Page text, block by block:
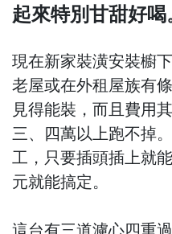
起來特別甘甜好喝
現在新家裝潢安裝櫥
老屋或在外租屋族有
見得能裝，而且費用
三、四萬以上跑不掉
工，只要插頭插上就
元就能搞定。
這台有三道濾心四重